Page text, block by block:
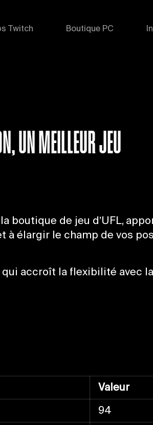
Twitch Boutique PC
UN MEILLEUR JEU
boutique de jeu d’UFL,
à élargir le champ de vos
accroît la flexibilité avec
Valeur
94